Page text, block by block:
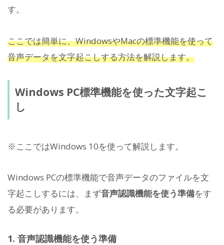
す。
ここでは簡単に、WindowsやMacの標準機能を使って
音声データを文字起こしする方法を解説します。
Windows PC標準機能を使った文字起こ
し
※ここではWindows 10を使って解説します。
Windows PCの標準機能で音声データのファイルを文
字起こしするには、まず音声認識機能を使う準備をす
る必要があります。
1. 音声認識機能を使う準備